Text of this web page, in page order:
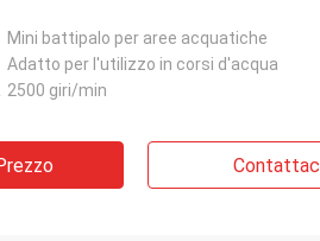
Mini battipalo per aree acquatiche
Adatto per l'utilizzo in corsi d'acqua
2500 giri/min